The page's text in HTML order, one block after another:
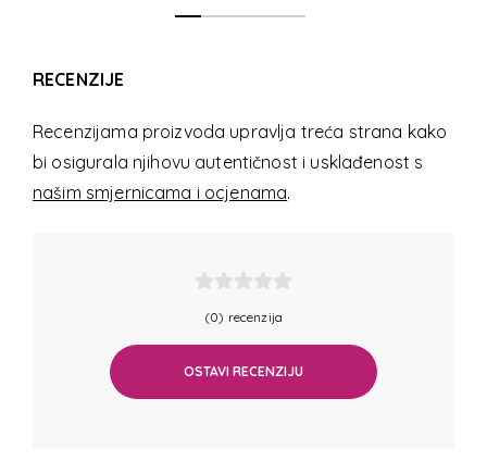
RECENZIJE
Recenzijama proizvoda upravlja treća strana kako
bi osigurala njihovu autentičnost i usklađenost s
našim smjernicama i ocjenama.
(0) recenzija
OSTAVI RECENZIJU